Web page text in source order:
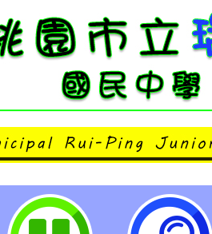
English 英聽王